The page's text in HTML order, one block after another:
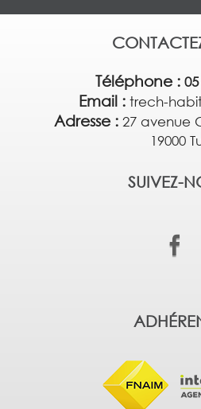
Téléphone :
Email : trech-
Adresse : 27 avenue
19000
SUIVEZ-